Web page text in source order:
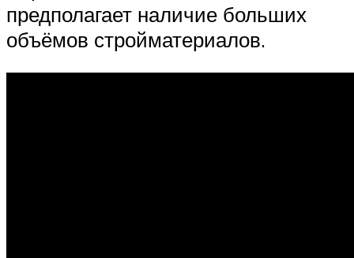
предполагает наличие больших
объёмов стройматериалов.